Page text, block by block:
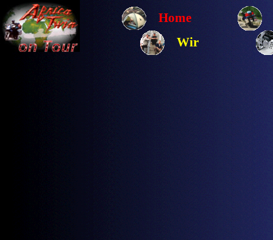
Home
Wir